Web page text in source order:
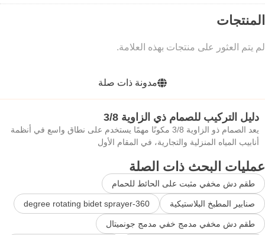
المنتجات
لم يتم العثور على منتجات بهذه العلامة.
مدونة ذات صلة
دليل التركيب للصمام ذي الزاوية 3/8
يعد الصمام ذو الزاوية 3/8 مكونًا مهمًا يستخدم على نطاق واسع في أنظمة
أنابيب المياه المنزلية والتجارية، في المقام الأول
عمليات البحث ذات الصلة
طقم دش مخفي مثبت على الحائط للحمام
صنابير المطبخ البلاستيكية 360-degree rotating bidet sprayer
طقم دش مخفي مدمج خفي مدمج جونميتال